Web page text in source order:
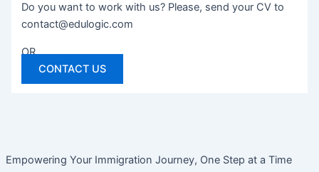
Do you want to work with us? Please, send your CV to
contact@edulogic.com
OR
CONTACT US
Empowering Your Immigration Journey, One Step at a Time